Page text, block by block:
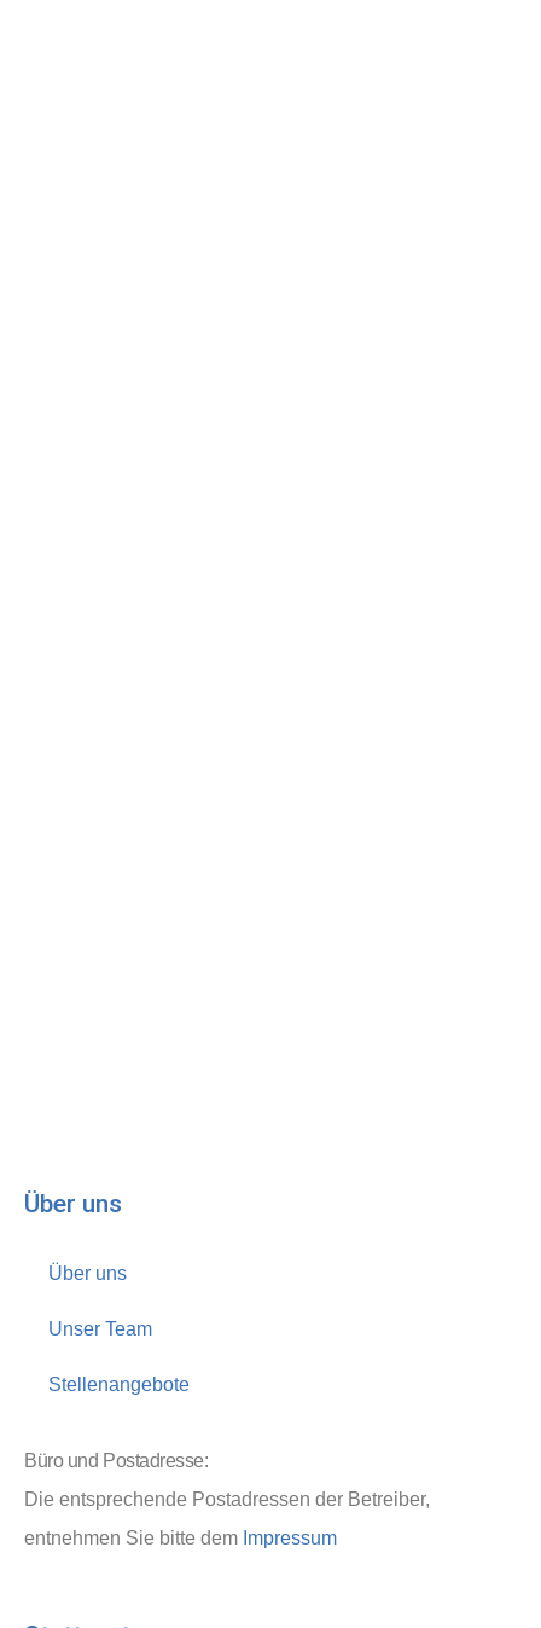
Über uns
Über uns
Unser Team
Stellenangebote
Büro und Postadresse:
Die entsprechende Postadressen der Betreiber,
entnehmen Sie bitte dem Impressum